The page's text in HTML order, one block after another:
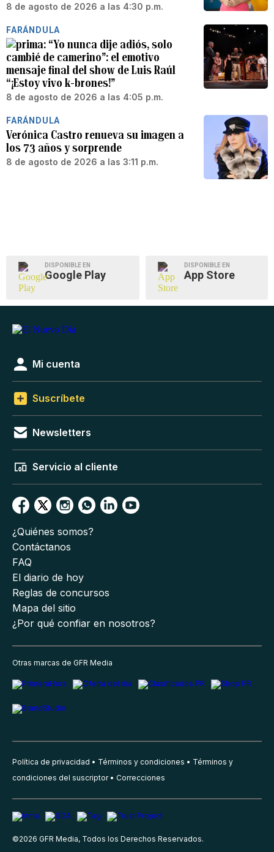
8 de agosto de 2026 a las 4:30 p.m.
FARÁNDULA
“Yo nunca dije adiós, solo
cambié de camerino”: el emotivo
mensaje final del show de Luis Raúl
“¡Estoy vivo k-brones!”
8 de agosto de 2026 a las 4:05 p.m.
FARÁNDULA
Verónica Castro renueva su imagen a
los 73 años y sorprende
8 de agosto de 2026 a las 3:11 p.m.
DISPONIBLE EN
Google Play
DISPONIBLE EN
App Store
Mi cuenta
Suscríbete
Newsletters
Servicio al cliente
¿Quiénes somos?
Contáctanos
FAQ
El diario de hoy
Reglas de concursos
Mapa del sitio
¿Por qué confiar en nosotros?
Otras marcas de GFR Media
Política de privacidad Términos y condiciones
Términos y
condiciones del suscriptor
Correcciones
©2026 GFR Media, Todos los Derechos Reservados.